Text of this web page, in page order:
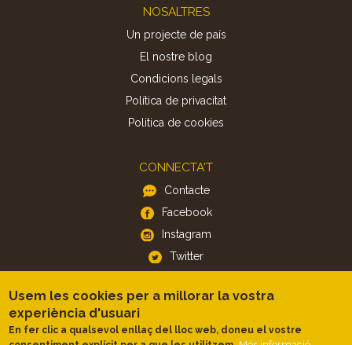
NOSALTRES
Un projecte de país
El nostre blog
Condicions legals
Política de privacitat
Politica de cookies
CONNECTA'T
Contacte
Facebook
Instagram
Twitter
APP
iOS
Usem les cookies per a millorar la vostra
experiència d'usuari
En fer clic a qualsevol enllaç del lloc web, doneu el vostre